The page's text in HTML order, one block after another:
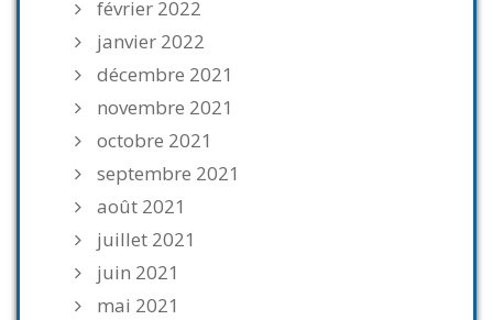
février 2022
janvier 2022
décembre 2021
novembre 2021
octobre 2021
septembre 2021
août 2021
juillet 2021
juin 2021
mai 2021